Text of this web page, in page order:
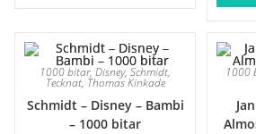
1000 bitar, Disney, Schmidt,
Tecknat, Thomas Kinkade
Schmidt – Disney – Bambi
– 1000 bitar
1000